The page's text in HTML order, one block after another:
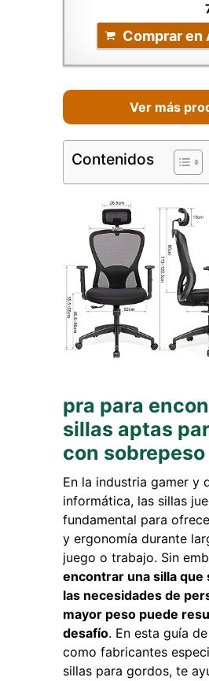
Comprar en
Ver más
Contenidos
pra para
sillas aptas
con sobrepeso
En la industria gamer y
informática, las sillas
fundamental para
y ergonomía durante
juego o trabajo. Sin
encontrar una silla que
las necesidades de
mayor peso puede
desafío. En esta guía
como fabricantes
sillas para gordos, te